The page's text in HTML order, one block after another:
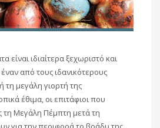
είναι ιδιαίτερα ξεχωριστό και
από τους ιδανικότερους
τη μεγάλη γιορτή της
έθιμα, οι επιτάφιοι που
τη Μεγάλη Πέμπτη μετά τη